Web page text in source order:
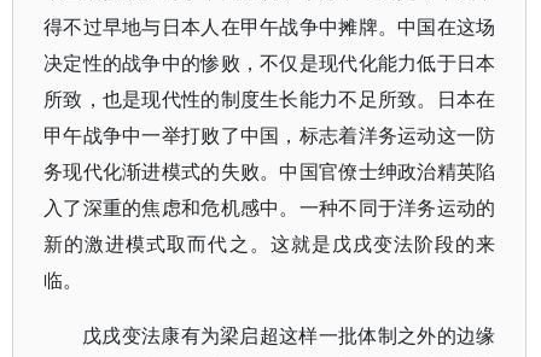
得不过早地与日本人在甲午战争中摊牌。中国在这场
决定性的战争中的惨败，不仅是现代化能力低于日本
所致，也是现代性的制度生长能力不足所致。日本在
甲午战争中一举打败了中国，标志着洋务运动这一防
务现代化渐进模式的失败。中国官僚士绅政治精英陷
入了深重的焦虑和危机感中。一种不同于洋务运动的
新的激进模式取而代之。这就是戊戌变法阶段的来
临。
戊戌变法康有为梁启超这样一批体制之外的边缘